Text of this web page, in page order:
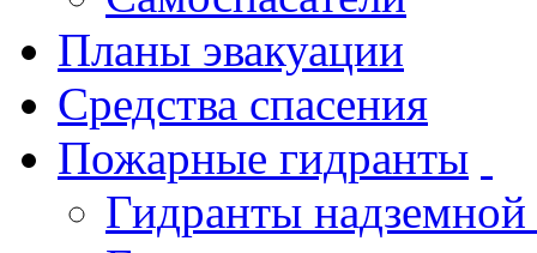
Планы эвакуации
Средства спасения
Пожарные гидранты
Гидранты